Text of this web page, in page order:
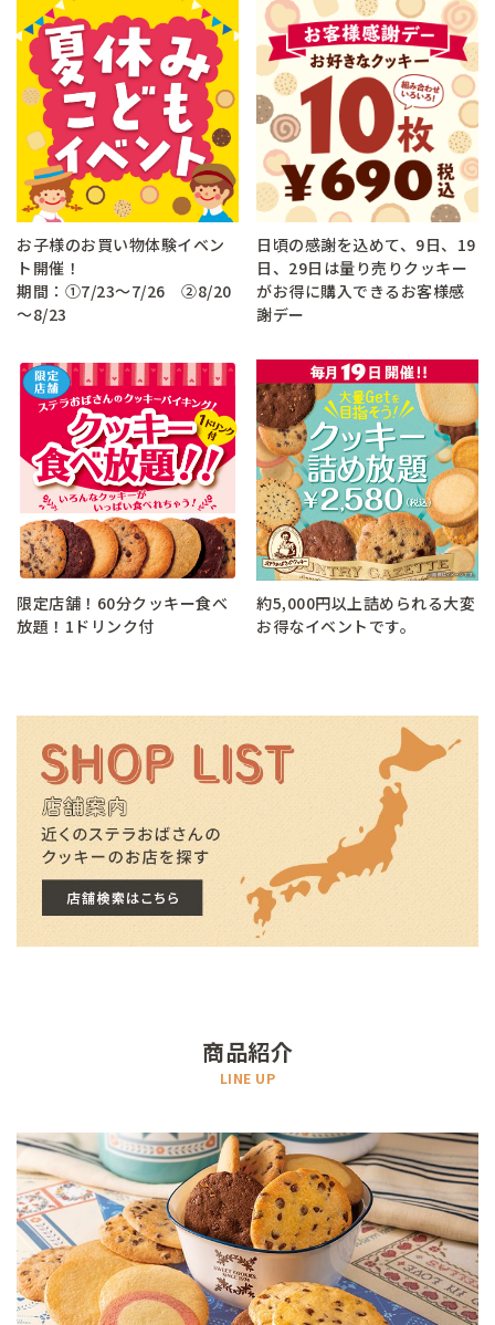
お子様のお買い物体験イベン
ト開催！
期間：①7/23～7/26 ②8/20
～8/23
日頃の感謝を込めて、9日、19
日、29日は量り売りクッキー
がお得に購入できるお客様感
謝デー
限定店舗！60分クッキー食べ
放題！1ドリンク付
約5,000円以上詰められる大変
お得なイベントです。
商品紹介
LINE UP